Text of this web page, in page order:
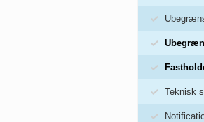
Teknisk